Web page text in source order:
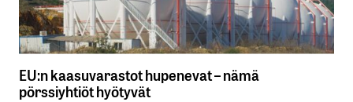
EU:n kaasuvarastot hupenevat – nämä
pörssiyhtiöt hyötyvät